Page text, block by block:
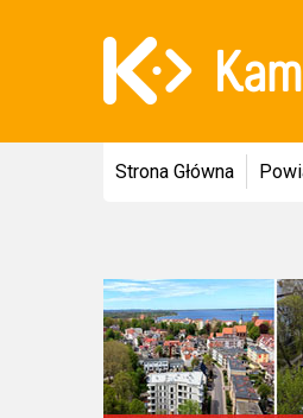
Strona Główna